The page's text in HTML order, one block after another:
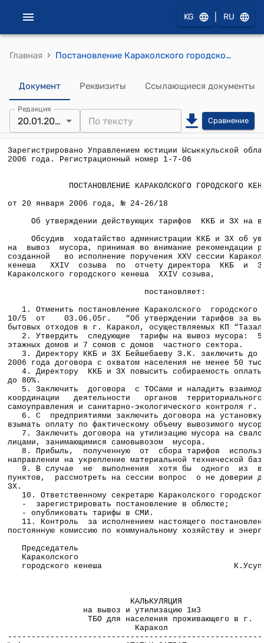
KG RU
Главная › Постановление Караколского городского кенеша от 20 января 2006 года № 24-26/18 "Об утверждении действующих тарифов ККБ и ЗХ на вывоз мусора"
Документ Реквизиты Ссылающиеся документы
Редакция
20.01.2006 Сравнение